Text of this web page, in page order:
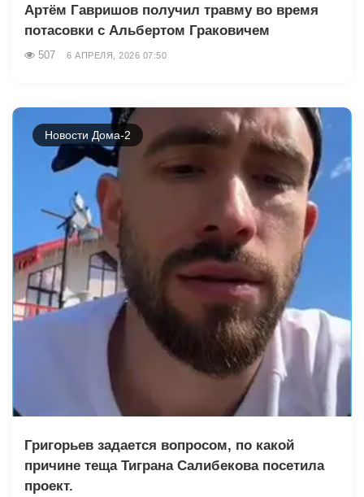
Артём Гавришов получил травму во время
потасовки с Альбертом Граковичем
507 6 АПРЕЛЯ, 2026 07:50
Новости Дома-2
Григорьев задается вопросом, по какой
причине теща Тиграна Салибекова посетила
проект.